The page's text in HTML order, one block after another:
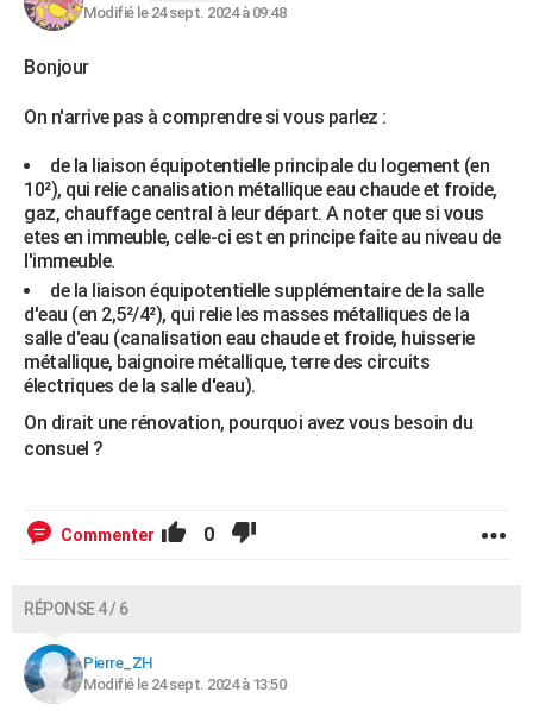
Modifié le 24 sept. 2024 à 09:48
Bonjour
On n'arrive pas à comprendre si vous parlez :
de la liaison équipotentielle principale du logement (en
10²), qui relie canalisation métallique eau chaude et froide,
gaz, chauffage central à leur départ. A noter que si vous
etes en immeuble, celle-ci est en principe faite au niveau de
l'immeuble.
de la liaison équipotentielle supplémentaire de la salle
d'eau (en 2,5²/4²), qui relie les masses métalliques de la
salle d'eau (canalisation eau chaude et froide, huisserie
métallique, baignoire métallique, terre des circuits
électriques de la salle d'eau).
On dirait une rénovation, pourquoi avez vous besoin du
consuel ?
Commenter 0
RÉPONSE 4 / 6
Pierre_ZH
Modifié le 24 sept. 2024 à 13:50